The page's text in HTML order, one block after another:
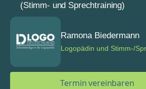
(Stimm- und Sprechtraining)
Ramona Biedermann
Logopädin und Stimm-/
Termin vereinbaren